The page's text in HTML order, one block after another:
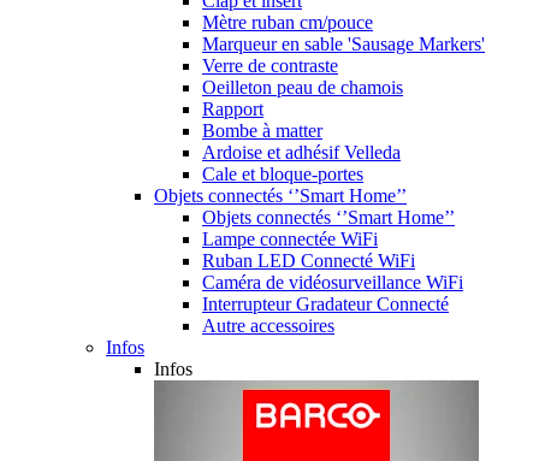
Mètre ruban cm/pouce
Marqueur en sable 'Sausage Markers'
Verre de contraste
Oeilleton peau de chamois
Rapport
Bombe à matter
Ardoise et adhésif Velleda
Cale et bloque-portes
Objets connectés ‘’Smart Home’’
Objets connectés ‘’Smart Home’’
Lampe connectée WiFi
Ruban LED Connecté WiFi
Caméra de vidéosurveillance WiFi
Interrupteur Gradateur Connecté
Autre accessoires
Infos
Infos